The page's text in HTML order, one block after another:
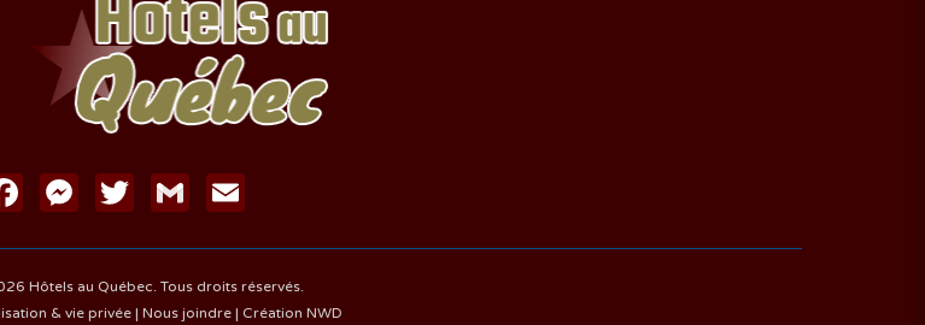
FacebookMessenger
Twitter Gmail
Hôtels au Québec. Tous droits réservés.
& vie privée| Nous joindre| Création NWD